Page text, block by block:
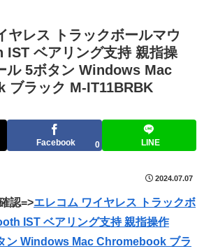
ヤレス トラックボールマウ
ベアリング支持 親指操
ル 5ボタン Windows Mac
ブラック M-IT11BRBK
とめサイト
Facebook 0 LINE
2024.07.07
認=>エレコム ワイヤレス トラックボ
IST ベアリング支持 親指操作
ン Windows Mac Chromebook ブラ